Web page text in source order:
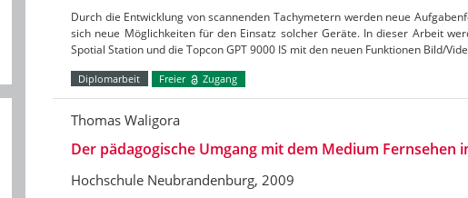
Durch die Entwicklung von scannenden Tachymetern werden neue
sich neue Möglichkeiten für den Einsatz solcher Geräte. In dieser Arbeit
Spotial Station und die Topcon GPT 9000 IS mit den neuen Funktionen Bild/
Diplomarbeit Freier Zugang
Thomas Waligora
Der pädagogische Umgang mit dem Medium Fernsehen
Hochschule Neubrandenburg, 2009